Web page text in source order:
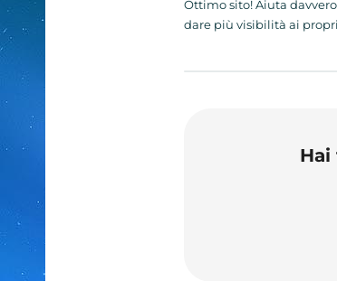
Ottimo sito! Aiuta
dare più visibilità ai